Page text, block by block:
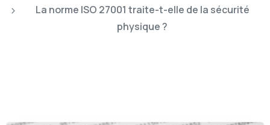
La norme ISO 27001 traite-t-elle de la sécurité
physique ?